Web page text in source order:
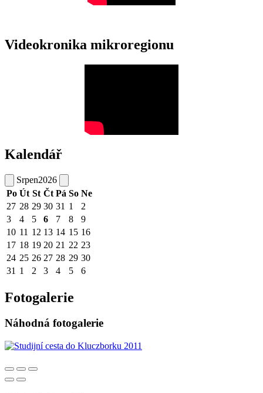
Videokronika mikroregionu
Kalendář
Srpen2026
Po Út St Čt Pá So Ne
27 28 29 30 31 1
2
3
4 5 6 7 8
9
10 11 12 13 14 15 16
17 18 19 20 21 22 23
24 25 26 27 28 29 30
31 1 2 3 4 5 6
Fotogalerie
Náhodná fotogalerie